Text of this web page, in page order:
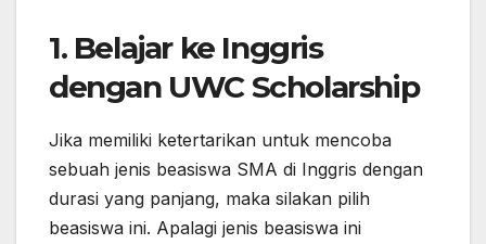
1. Belajar ke Inggris
dengan UWC Scholarship
Jika memiliki ketertarikan untuk mencoba
sebuah jenis beasiswa SMA di Inggris dengan
durasi yang panjang, maka silakan pilih
beasiswa ini. Apalagi jenis beasiswa ini